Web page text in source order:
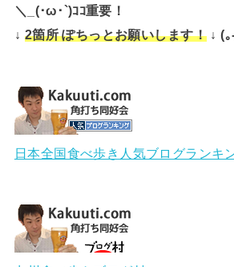
＼_(･ω･`)ｺｺ重要！
↓ 2箇所 ぽちっとお願いします！↓ (｡
日本全国食べ歩き人気ブログランキ